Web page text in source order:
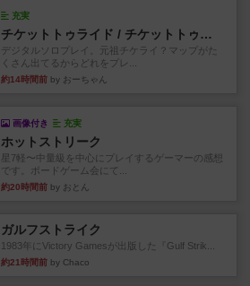
充実
チケットトゥライド / チケットトゥライドアメリカ
デジタルソロプレイ。元祖チケライ？マップがた
くさん出てるからどれをプレ...
約14時間前 by おーちゃん
画像付き 充実
ホットストリーク
星7軽〜中量級を中心にプレイするゲーマーの感想
です。ボードゲーム会にて...
約20時間前 by おとん
ガルフストライク
1983年にVictory Gamesが出版した『Gulf Strik...
約21時間前 by Chaco